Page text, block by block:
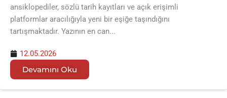
ansiklopediler, sözlü tarih kayıtları ve açık erişimli
platformlar aracılığıyla yeni bir eşiğe taşındığını
tartışmaktadır. Yazının en can...
12.05.2026
Devamını Oku